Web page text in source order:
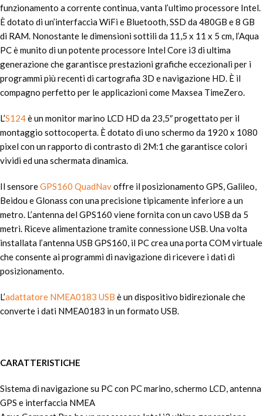
funzionamento a corrente continua, vanta l’ultimo processore Intel.
È dotato di un’interfaccia WiFi e Bluetooth, SSD da 480GB e 8 GB
di RAM. Nonostante le dimensioni sottili da 11,5 x 11 x 5 cm, l’Aqua
PC è munito di un potente processore Intel Core i3 di ultima
generazione che garantisce prestazioni grafiche eccezionali per i
programmi più recenti di cartografia 3D e navigazione HD. È il
compagno perfetto per le applicazioni come Maxsea TimeZero.
L’S124è un monitor marino LCD HD da 23,5″ progettato per il
montaggio sottocoperta. È dotato di uno schermo da 1920 x 1080
pixel con un rapporto di contrasto di 2M:1 che garantisce colori
vividi ed una schermata dinamica.
Il sensoreGPS160 QuadNavoffre il posizionamento GPS, Galileo,
Beidou e Glonass con una precisione tipicamente inferiore a un
metro. L’antenna del GPS160 viene fornita con un cavo USB da 5
metri. Riceve alimentazione tramite connessione USB. Una volta
installata l’antenna USB GPS160, il PC crea una porta COM virtuale
che consente ai programmi di navigazione di ricevere i dati di
posizionamento.
L’adattatore NMEA0183 USB è un dispositivo bidirezionale che
converte i dati NMEA0183 in un formato USB.
CARATTERISTICHE
Sistema di navigazione su PC con PC marino, schermo LCD, antenna
GPS e interfaccia NMEA